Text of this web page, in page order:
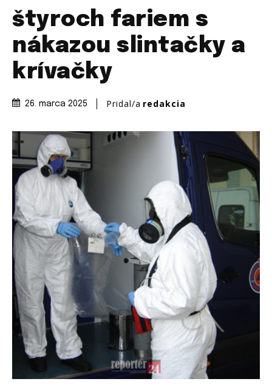
štyroch fariem s
nákazou slintačky a
krívačky
26. marca 2025 Pridal/a redakcia